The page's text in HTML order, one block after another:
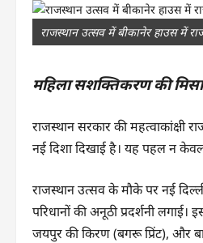
राजस्थान उत्सव में बीकानेर हाउस में
महिला सशक्तिकरण की
राजस्थान सरकार की
नई दिशा दिखाई है। यह पहल न
राजस्थान उत्सव के मौके पर नई
परिधानों की अनूठी प्रदर्शनी
जयपुर की किरण (बगरू प्रिंट), और